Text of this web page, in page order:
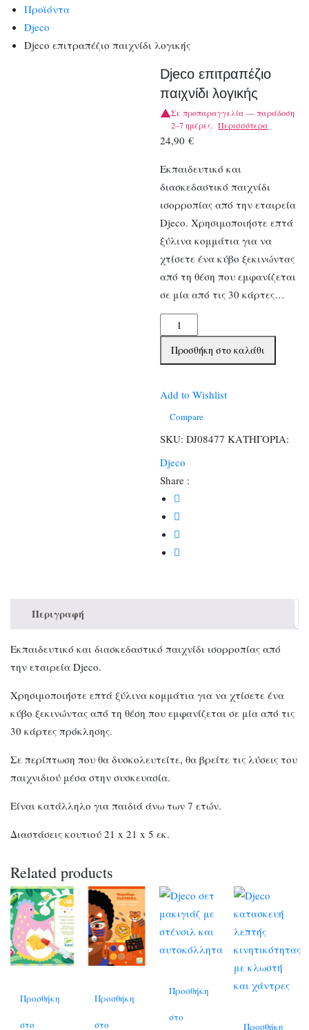
Προϊόντα
Djeco
Djeco επιτραπέζιο παιχνίδι λογικής
Djeco επιτραπέζιο
παιχνίδι λογικής
Σε προπαραγγελία — παράδοση
2–7 ημέρες. Περισσότερα
24,90€
Εκπαιδευτικό και
διασκεδαστικό παιχνίδι
ισορροπίας από την εταιρεία
Djeco. Χρησιμοποιήστε επτά
ξύλινα κομμάτια για να
χτίσετε ένα κύβο ξεκινώντας
από τη θέση που εμφανίζεται
σε μία από τις 30 κάρτες…
Djeco
επιτραπέζιο
παιχνίδι
ποσότητα
Προσθήκη στο καλάθι
Add to Wishlist
Compare
SKU: DJ08477 ΚΑΤΗΓΟΡΙΑ:
Djeco
Share :
Περιγραφή
Εκπαιδευτικό και διασκεδαστικό παιχνίδι ισορροπίας από
την εταιρεία Djeco.
Χρησιμοποιήστε επτά ξύλινα κομμάτια για να χτίσετε ένα
κύβο ξεκινώντας από τη θέση που εμφανίζεται σε μία από τις
30 κάρτες πρόκλησης.
Σε περίπτωση που θα δυσκολευτείτε, θα βρείτε τις λύσεις του
παιχνιδιού μέσα στην συσκευασία.
Είναι κατάλληλο για παιδιά άνω των 7 ετών.
Διαστάσεις κουτιού 21 x 21 x 5 εκ.
Related products
Προσθήκη
στο
Προσθήκη
στο
Προσθήκη
στο
Προσθήκη